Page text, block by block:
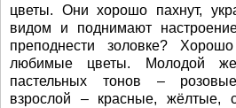
цветы. Они хорошо пахнут,
видом и поднимают
преподнести золовке?
любимые цветы. Молодой
пастельных тонов –
взрослой – красные, жёлтые,